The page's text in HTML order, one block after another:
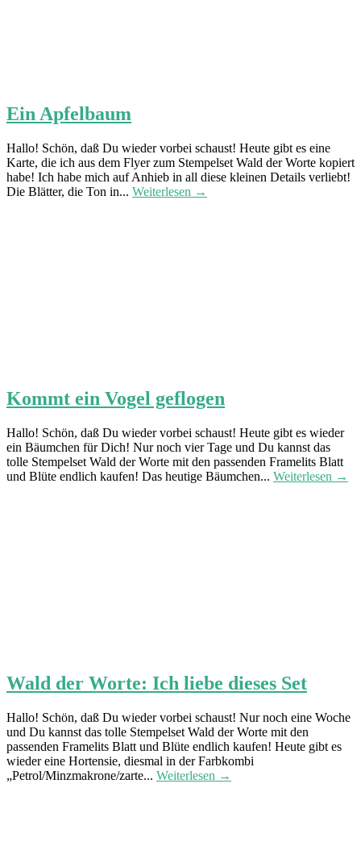
Ein Apfelbaum
Hallo! Schön, daß Du wieder vorbei schaust! Heute gibt es eine
Karte, die ich aus dem Flyer zum Stempelset Wald der Worte kopiert
habe! Ich habe mich auf Anhieb in all diese kleinen Details verliebt!
Die Blätter, die Ton in... Weiterlesen →
Kommt ein Vogel geflogen
Hallo! Schön, daß Du wieder vorbei schaust! Heute gibt es wieder
ein Bäumchen für Dich! Nur noch vier Tage und Du kannst das
tolle Stempelset Wald der Worte mit den passenden Framelits Blatt
und Blüte endlich kaufen! Das heutige Bäumchen... Weiterlesen →
Wald der Worte: Ich liebe dieses Set
Hallo! Schön, daß Du wieder vorbei schaust! Nur noch eine Woche
und Du kannst das tolle Stempelset Wald der Worte mit den
passenden Framelits Blatt und Blüte endlich kaufen! Heute gibt es
wieder eine Hortensie, diesmal in der Farbkombi
„Petrol/Minzmakrone/zarte... Weiterlesen →